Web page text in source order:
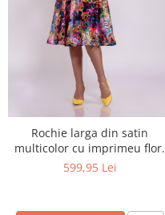
Rochie larga din satin
multicolor cu imprimeu flori
abstracte
599,95 Lei